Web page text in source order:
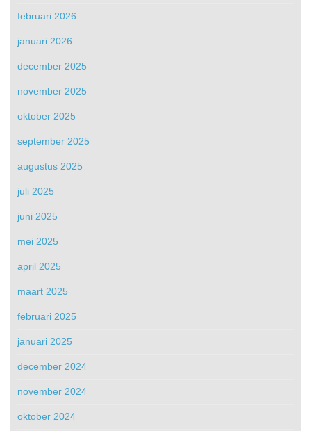
februari 2026
januari 2026
december 2025
november 2025
oktober 2025
september 2025
augustus 2025
juli 2025
juni 2025
mei 2025
april 2025
maart 2025
februari 2025
januari 2025
december 2024
november 2024
oktober 2024